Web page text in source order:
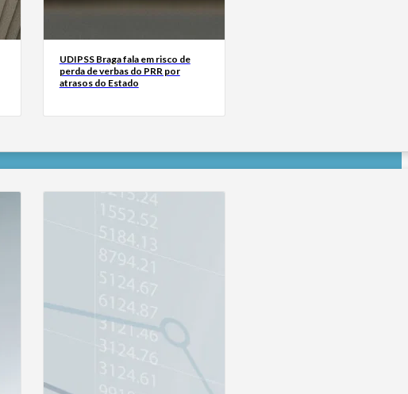
UDIPSS Braga fala em risco de
perda de verbas do PRR por
atrasos do Estado